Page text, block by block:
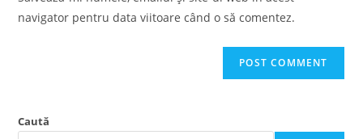
navigator pentru data viitoare când o să comentez.
Caută